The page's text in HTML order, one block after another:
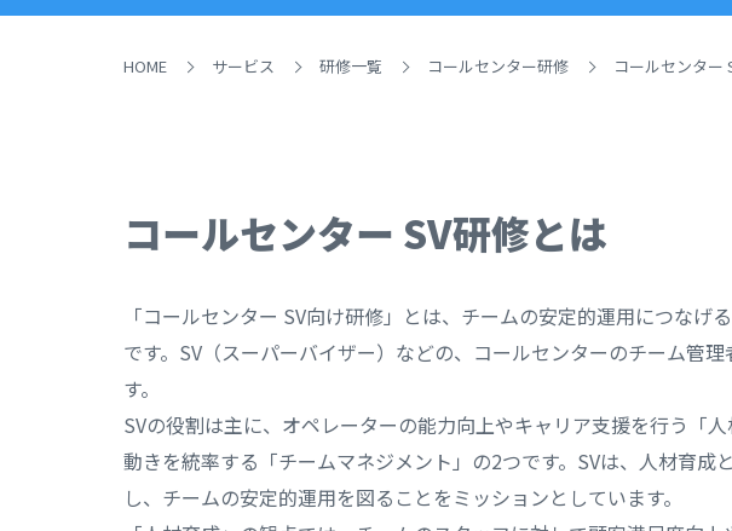
HOME サービス 研修一覧 コールセンター研修 コールセンター
コールセンター SV研修とは
「コールセンター SV向け研修」とは、チームの安定的運用につな
です。SV（スーパーバイザー）などの、コールセンターのチーム管
す。
SVの役割は主に、オペレーターの能力向上やキャリア支援を行う「
動きを統率する「チームマネジメント」の2つです。SVは、人材育成
し、チームの安定的運用を図ることをミッションとしています。